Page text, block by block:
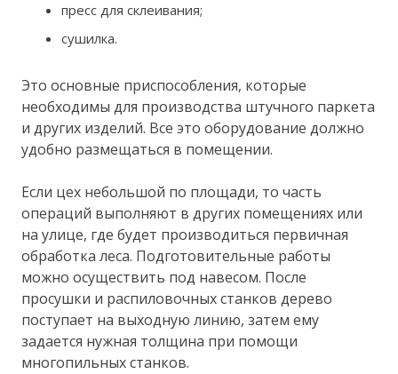
пресс для склеивания;
сушилка.
Это основные приспособления, которые
необходимы для производства штучного паркета
и других изделий. Все это оборудование должно
удобно размещаться в помещении.
Если цех небольшой по площади, то часть
операций выполняют в других помещениях или
на улице, где будет производиться первичная
обработка леса. Подготовительные работы
можно осуществить под навесом. После
просушки и распиловочных станков дерево
поступает на выходную линию, затем ему
задается нужная толщина при помощи
многопильных станков.